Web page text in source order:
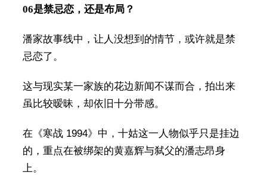
06是禁忌恋，还是布局？
潘家故事线中，让人没想到的情节，或许就是禁
忌恋了。
这与现实某一家族的花边新闻不谋而合，拍出来
虽比较暧昧，却依旧十分带感。
在《寒战 1994》中，十姑这一人物似乎只是挂边
的，重点在被绑架的黄嘉辉与弑父的潘志昂身
上。